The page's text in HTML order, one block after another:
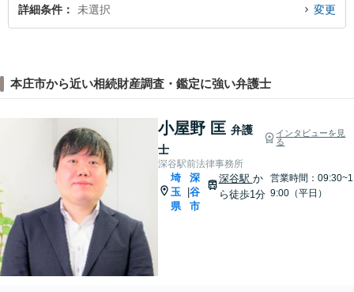
詳細条件 未選択 変更
本庄市から近い相続財産調査・鑑定に強い弁護士
小屋野 匡 弁護
士
インタビューを見
る
深谷駅前法律事務所
埼
玉
県
深
谷
市
深谷駅 か
ら徒歩1分
営業時間：09:30~1
9:00（平日）